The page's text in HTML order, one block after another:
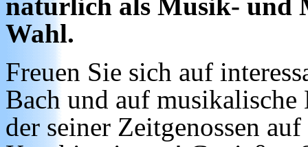
natürlich als Musik- und
Wahl.
Freuen Sie sich auf
Bach und auf
der seiner Zeitgenossen